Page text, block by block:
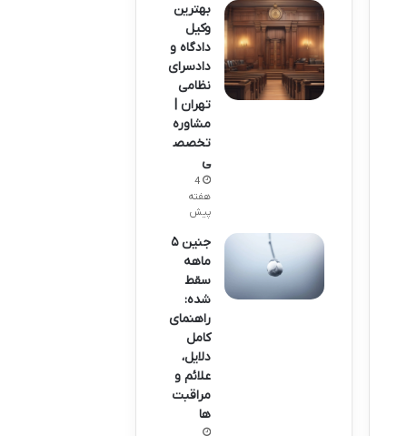
بهترین
وکیل
دادگاه و
دادسرای
نظامی
تهران |
مشاوره
تخصص
ی
4
هفته
پیش
جنین ۵
ماهه
سقط
شده:
راهنمای
کامل
دلایل،
علائم و
مراقبت‌
ها